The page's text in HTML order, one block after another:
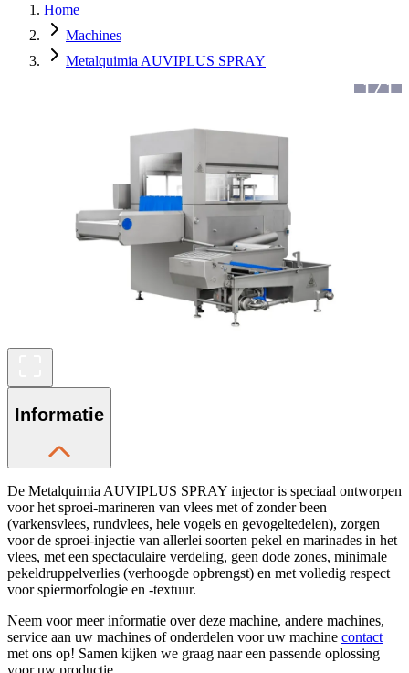
Home
Machines
Metalquimia AUVIPLUS SPRAY
1/1
Informatie
De Metalquimia AUVIPLUS SPRAY injector is speciaal ontworpen
voor het sproei-marineren van vlees met of zonder been
(varkensvlees, rundvlees, hele vogels en gevogeltedelen), zorgen
voor de sproei-injectie van allerlei soorten pekel en marinades in het
vlees, met een spectaculaire verdeling, geen dode zones, minimale
pekeldruppelverlies (verhoogde opbrengst) en met volledig respect
voor spiermorfologie en -textuur.
Neem voor meer informatie over deze machine, andere machines,
service aan uw machines of onderdelen voor uw machine contact
met ons op! Samen kijken we graag naar een passende oplossing
voor uw productie.